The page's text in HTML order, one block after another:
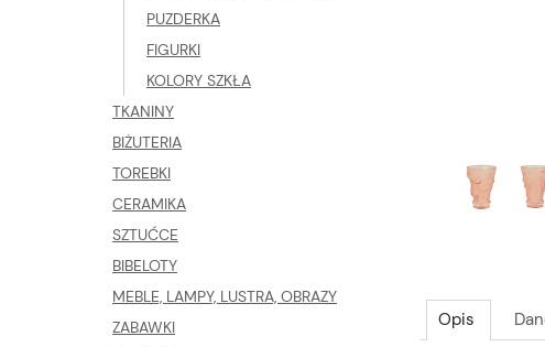
PUZDERKA
FIGURKI
KOLORY SZKŁA
TKANINY
BIŻUTERIA
TOREBKI
CERAMIKA
SZTUĆCE
BIBELOTY
MEBLE, LAMPY, LUSTRA, OBRAZY
ZABAWKI
Opis